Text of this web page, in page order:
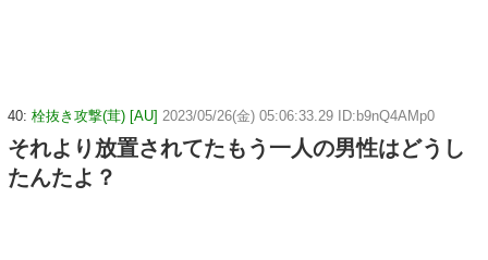
40: 栓抜き攻撃(茸) [AU] 2023/05/26(金) 05:06:33.29 ID:b9nQ4AMp0
それより放置されてたもう一人の男性はどうし
たんたよ？